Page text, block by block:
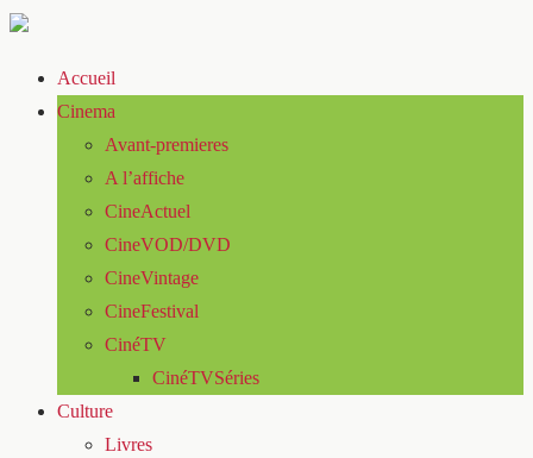
Accueil
Cinema
Avant-premieres
A l’affiche
CineActuel
CineVOD/DVD
CineVintage
CineFestival
CinéTV
CinéTVSéries
Culture
Livres